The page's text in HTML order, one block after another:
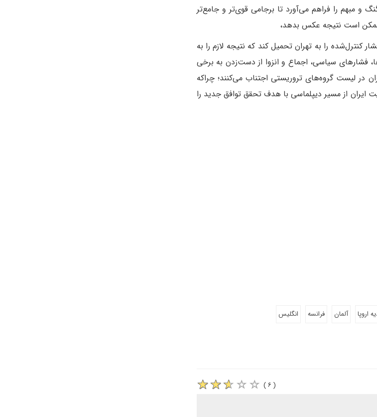
و مبهم را فراهم می‌آورد تا برجامی قوی‌تر و جامع‌تر
ممکن است نتیجه عکس بدهد،
را به تهران تحمیل کند که نتیجه لازم را به
فشارهای سیاسی، اجماع و انزوا از‌ دست‌زدن به برخی
در لیست گروه‌های تروریستی اجتناب می‌کنند؛ چرا‌که
ایران از مسیر دیپلماسی با هدف تحقق توافق جدید را
اروپا آلمان فرانسه
انگلیس
( ۶ )